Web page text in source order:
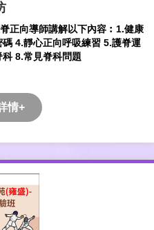
正向導師講解以下內容︰1.健康
4.靜心正向呼吸練習 5.護脊運
8.常見脊科問題
情+